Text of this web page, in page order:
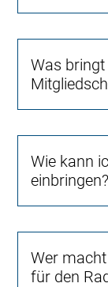
Was bringt
Wie kann
einbringen?
Wer
für den